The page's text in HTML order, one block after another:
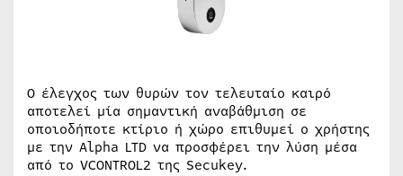
Ο έλεγχος των θυρών τον τελευταίο καιρό
αποτελεί μία σημαντική αναβάθμιση σε
οποιοδήποτε κτίριο ή χώρο επιθυμεί ο χρήστης
με την Alpha LTD να προσφέρει την λύση μέσα
από το VCONTROL2 της Secukey.